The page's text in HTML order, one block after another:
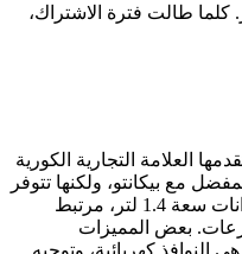
لمدة من 1 إلى 9 أشهر. كلما طالت فترة الاشتراك،
العلامة التجارية الكورية
مع بيكانتو، ولكنها تتوفر
بقوة أكبر قليلاً بمحرك رباعي الأسطوانات سعة 1.4 لتر، مرتبط
بعض المميزات
النوافذ كهربائية، وتوجيه...